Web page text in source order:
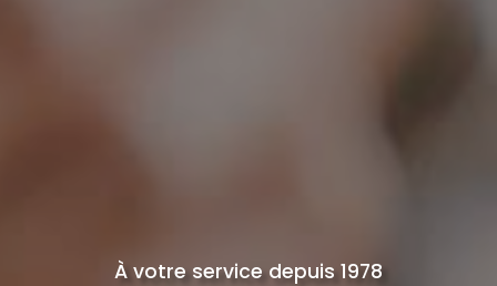
À votre service depuis 1978